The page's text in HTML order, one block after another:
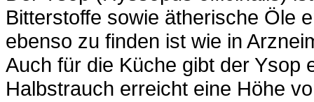
Bitterstoffe sowie ätherische Öle
ebenso zu finden ist wie in
Auch für die Küche gibt der Ysop
Halbstrauch erreicht eine Höhe